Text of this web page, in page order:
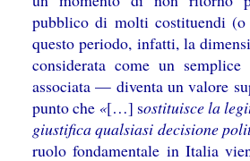
pubblico di molti costituendi
questo periodo, infatti, la
considerata come un
associata — diventa un valore
punto che «[…] sostituisce la
giustifica qualsiasi decisione
ruolo fondamentale in Italia